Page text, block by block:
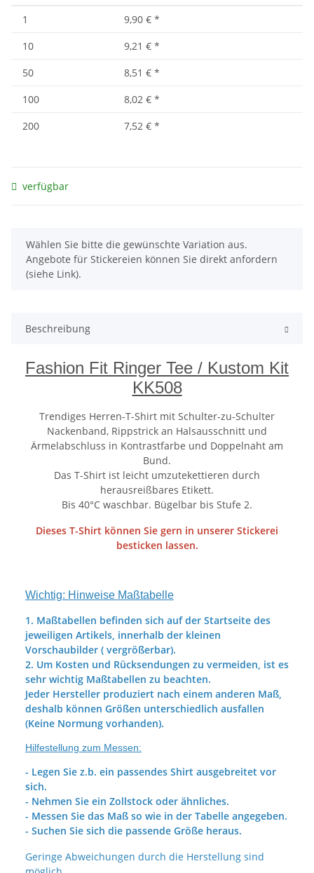
1 9,90 € *
10
9,21 € *
50
8,51 € *
100
8,02 € *
200
7,52 € *
verfügbar
x
Wählen Sie bitte die gewünschte Variation aus.
Angebote für Stickereien können Sie direkt anfordern
(siehe Link).
Beschreibung
Fashion Fit Ringer Tee / Kustom Kit
KK508
Trendiges Herren-T-Shirt mit Schulter-zu-Schulter
Nackenband, Rippstrick an Halsausschnitt und
Ärmelabschluss in Kontrastfarbe und Doppelnaht am
Bund.
Das T-Shirt ist leicht umzutekettieren durch
herausreißbares Etikett.
Bis 40°C waschbar. Bügelbar bis Stufe 2.
Dieses T-Shirt können Sie gern in unserer Stickerei
besticken lassen.
Wichtig: Hinweise Maßtabelle
1. Maßtabellen befinden sich auf der Startseite des
jeweiligen Artikels, innerhalb der kleinen
Vorschaubilder ( vergrößerbar).
2. Um Kosten und Rücksendungen zu vermeiden, ist es
sehr wichtig Maßtabellen zu beachten.
Jeder Hersteller produziert nach einem anderen Maß,
deshalb können Größen unterschiedlich ausfallen
(Keine Normung vorhanden).
Hilfestellung zum Messen:
- Legen Sie z.b. ein passendes Shirt ausgebreitet vor
sich.
- Nehmen Sie ein Zollstock oder ähnliches.
- Messen Sie das Maß so wie in der Tabelle angegeben.
- Suchen Sie sich die passende Größe heraus.
Geringe Abweichungen durch die Herstellung sind